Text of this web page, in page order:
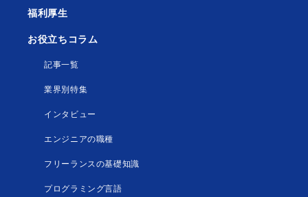
福利厚生
お役立ちコラム
記事一覧
業界別特集
インタビュー
エンジニアの職種
フリーランスの基礎知識
プログラミング言語